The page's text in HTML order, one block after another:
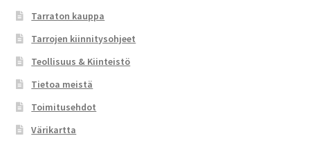
Tarraton kauppa
Tarrojen kiinnitysohjeet
Teollisuus & Kiinteistö
Tietoa meistä
Toimitusehdot
Värikartta